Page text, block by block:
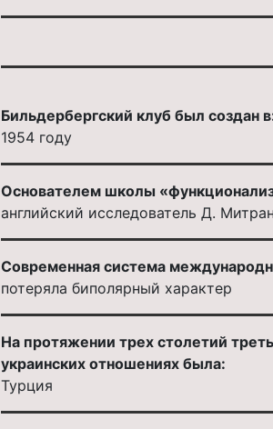
Бильдербергский клуб был создан
1954 году
Основателем школы
английский исследователь Д.
Современная система
потеряла биполярный характер
На протяжении трех столетий
украинских отношениях была:
Турция